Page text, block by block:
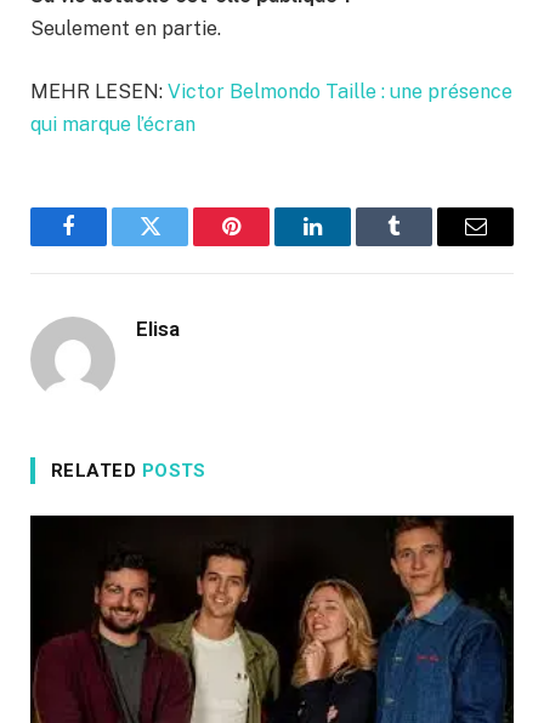
Seulement en partie.
MEHR LESEN: Victor Belmondo Taille : une présence
qui marque l’écran
FacebookTwitter Pinterest LinkedInTumblr Email
Elisa
RELATED POSTS